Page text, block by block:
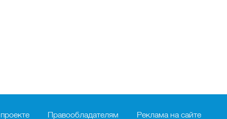
Правообладателям Реклама на сайте